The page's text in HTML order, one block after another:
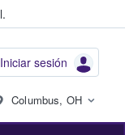
Iniciar sesión
Columbus, OH